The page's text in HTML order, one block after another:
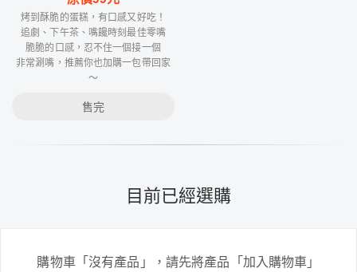
烤到酥脆的蛋糕，有口感又好吃！
追劇、下午茶、嘴饞時刻最佳零嘴
脆脆的口感，忍不住一個接一個
非常涮嘴，推薦你也加購一包帶回家
～
售完
目前已經選購
購物車「沒有產品」，請先將產品「加入購物車」